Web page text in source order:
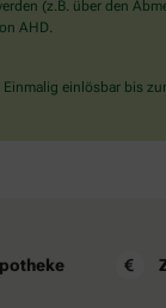
(z.B. über den
AHD.
einlösbar bis